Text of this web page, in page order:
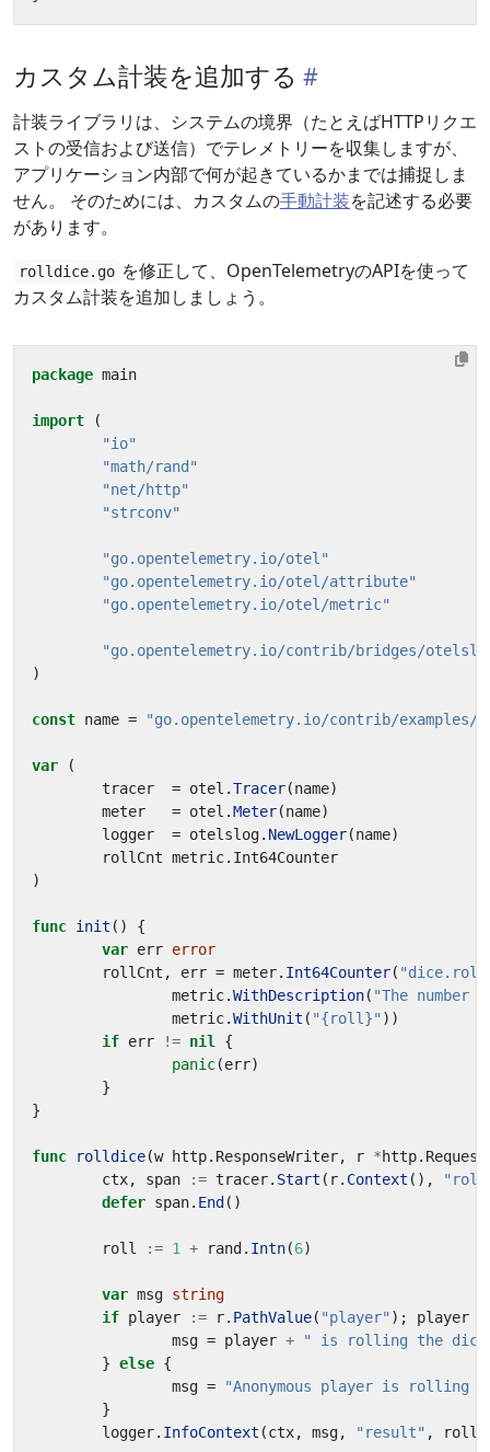
カスタム計装を追加する
計装ライブラリは、システムの境界（たとえばHTTPリクエ
ストの受信および送信）でテレメトリーを収集しますが、
アプリケーション内部で何が起きているかまでは捕捉しま
せん。 そのためには、カスタムの手動計装を記述する必要
があります。
rolldice.go を修正して、OpenTelemetryのAPIを使って
カスタム計装を追加しましょう。
package main
import
(
"io"
"math/rand"
"net/http"
"strconv"
"go.opentelemetry.io/otel"
"go.opentelemetry.io/otel/attribute"
"go.opentelemetry.io/otel/metric"
"go.opentelemetry.io/contrib/bridges/
)
const name = "go.opentelemetry.io/contrib/examples/
var
(
tracer
= otel .Tracer(name)
meter
= otel .Meter(name)
logger
= otelslog. NewLogger(name)
rollCnt metric. Int64Counter
)
func init ()
{
var err error
rollCnt , err = meter. Int64Counter(
metric.WithDescription( "The
metric.WithUnit ( "{roll}" ))
if err != nil
{
panic(err)
}
}
func rolldice(w http. ResponseWriter, r *http. Request
ctx, span := tracer. Start ( r. Context (),
defer span. End ()
roll := 1 + rand . Intn(6)
var msg string
if player := r. PathValue( "player" ); player
msg = player +
" is rolling the
} else {
msg =
"Anonymous player is rolling
}
logger. InfoContext (ctx, msg, "result" , roll